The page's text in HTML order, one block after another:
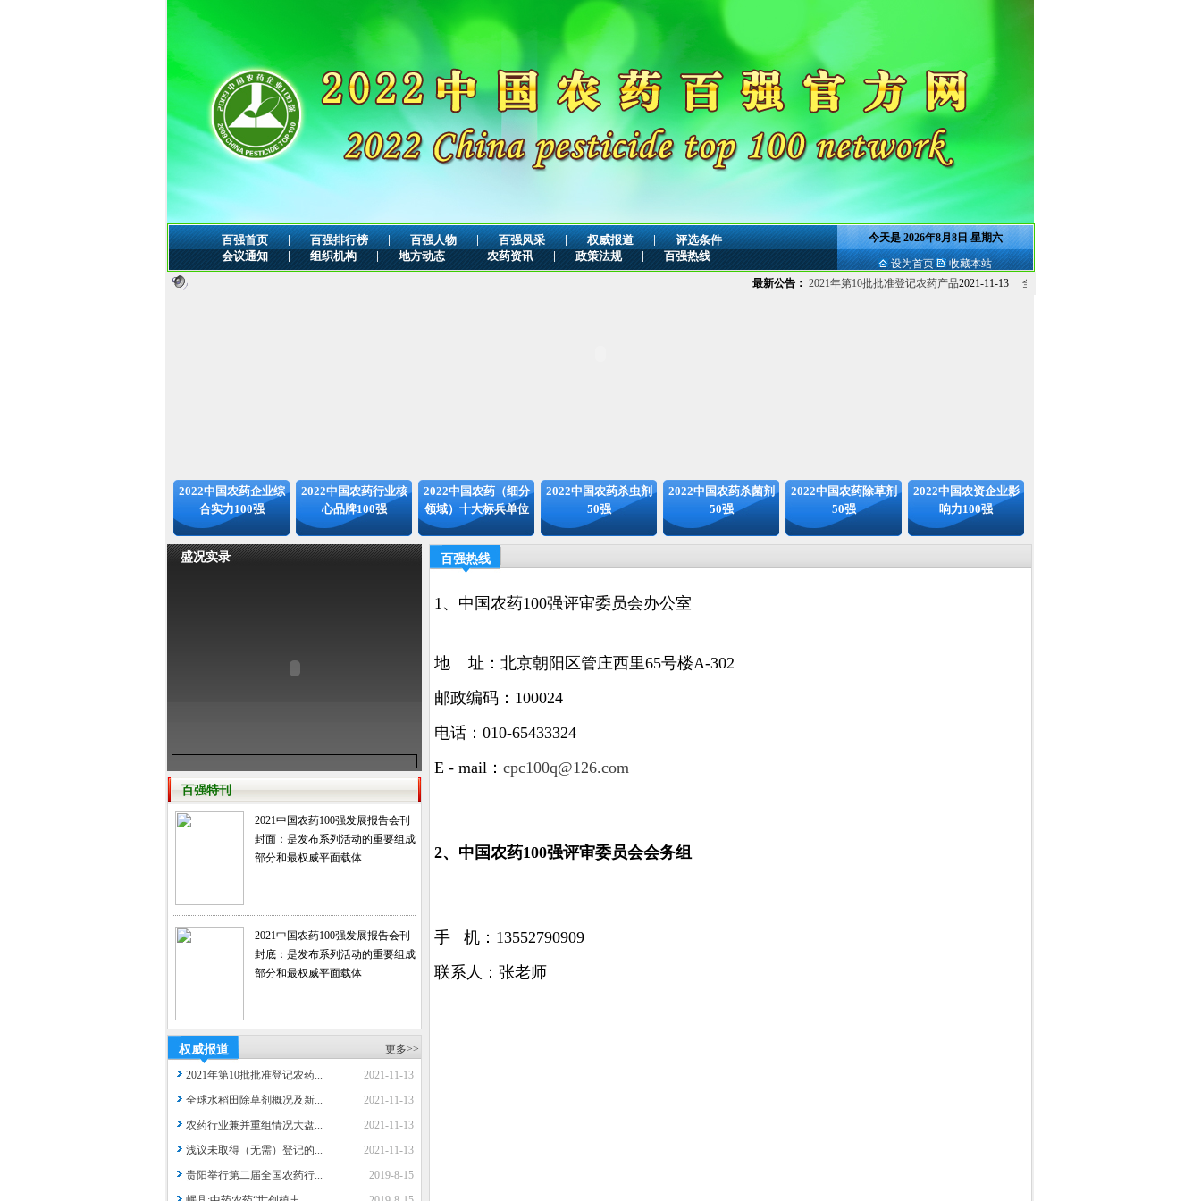
百强首页 | 百强排行榜 | 百强人物 | 百强风采 | 权威报道 |
评选条件
会议通知
| 组织机构 | 地方动态 | 农药资讯 | 政策法规 | 百强热线
今天是2026年8月8日 星期六
设为首页
收藏本站
最新公告： 2021年第10批批准登记农药产品2021-11-13 全球水稻田除草剂概况及新品种介绍...
2022中国农药企业综
合实力100强
2022中国农药行业核
心品牌100强
2022中国农药（细分
领域）十大标兵单位
2022中国农药杀虫剂
50强
2022中国农药杀菌剂
50强
2022中国农药除草剂
50强
2022中国农资企业影
响力100强
盛况实录
百强特刊
2021中国农药100强发展报告会刊
封面：是发布系列活动的重要组成
部分和最权威平面载体
2021中国农药100强发展报告会刊
封底：是发布系列活动的重要组成
部分和最权威平面载体
权威报道 更多>>
2021年第10批批准登记农药...
2021-11-13
全球水稻田除草剂概况及新...
2021-11-13
农药行业兼并重组情况大盘...
2021-11-13
浅议未取得（无需）登记的...
2021-11-13
贵阳举行第二届全国农药行...
2019-8-15
百强热线
1、中国农药100强评审委员会办公室
地 址：北京朝阳区管庄西里65号楼A-302
邮政编码：100024
电话：010-65433324
E - mail： cpc100q@126.com
2、中国农药100强评审委员会会务组
手 机：13552790909
联系人：张老师